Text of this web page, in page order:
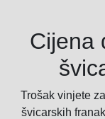
Cijena
Trošak vinjete
švicarskih